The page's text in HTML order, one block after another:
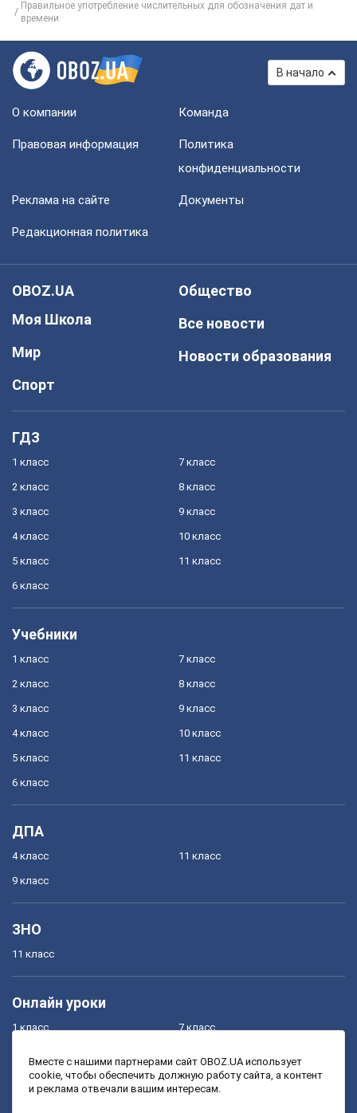
Правильное употребление числительных для обозначения дат и
времени
В начало
О компании Команда
Правовая информация
Политика
конфиденциальности
Реклама на сайте Документы
Редакционная политика
OBOZ.UA
Моя Школа
Мир
Спорт
Общество
Все новости
Новости образования
ГДЗ
1 класс
2 класс
3 класс
4 класс
5 класс
6 класс
7 класс
8 класс
9 класс
10 класс
11 класс
Учебники
1 класс
2 класс
3 класс
4 класс
5 класс
6 класс
7 класс
8 класс
9 класс
10 класс
11 класс
ДПА
4 класс
9 класс
11 класс
ЗНО
11 класс
Онлайн уроки
1 класс
3 класс
7 класс
9 класс
Вместе с нашими партнерами сайт OBOZ.UA использует
cookie, чтобы обеспечить должную работу сайта, а контент
и реклама отвечали вашим интересам.